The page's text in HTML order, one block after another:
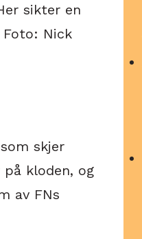
sikter en
Foto: Nick
skjer
kloden, og
av FNs